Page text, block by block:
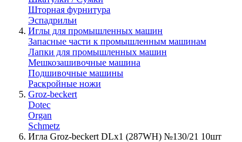
Шторная фурнитура
Эспадрильи
Иглы для промышленных машин
Запасные части к промышленным машинам
Лапки для промышленных машин
Мешкозашивочные машина
Подшивочные машины
Раскройные ножи
Groz-beckert
Dotec
Organ
Schmetz
Игла Groz-beckert DLx1 (287WH) №130/21 10шт